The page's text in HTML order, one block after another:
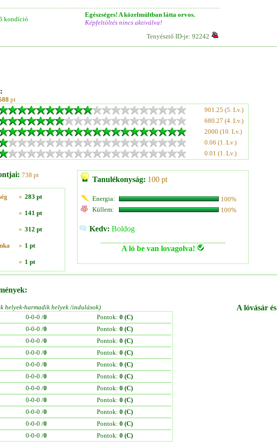
kondíció
Egészséges! A közelmúltban látta orvos.
Képfeltöltés nincs aktiválva!
Tenyésztő ID-je: 92242
pt
901.25 (5. Lv.)
680.27 (4. Lv.)
2000 (10. Lv.)
0.06 (1. Lv.)
0.01 (1. Lv.)
738 pt
» 283 pt
» 141 pt
» 312 pt
» 1 pt
» 1 pt
Tanulékonyság: 100 pt
Energia:
100%
Küllem:
100%
Kedv: Boldog
A ló be van lovagolva!
helyek-harmadik helyek /indulások)
0-0-0 /0 Pontok: 0 (C)
0-0-0 /0 Pontok: 0 (C)
0-0-0 /0 Pontok: 0 (C)
0-0-0 /0 Pontok: 0 (C)
0-0-0 /0 Pontok: 0 (C)
0-0-0 /0 Pontok: 0 (C)
0-0-0 /0 Pontok: 0 (C)
0-0-0 /0 Pontok: 0 (C)
0-0-0 /0 Pontok: 0 (C)
0-0-0 /0 Pontok: 0 (C)
0-0-0 /0 Pontok: 0 (C)
A lóvásár